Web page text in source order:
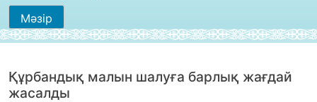
Мәзір
Құрбандық малын шалуға барлық жағдай
жасалды